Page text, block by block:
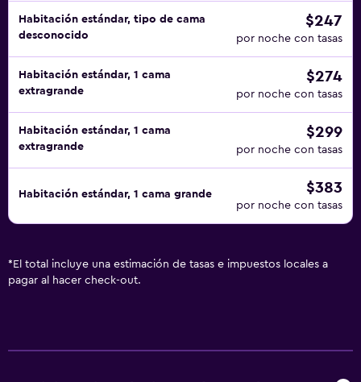
Habitación estándar, tipo de cama
desconocido
$247
por noche con tasas
Habitación estándar, 1 cama
extragrande
$274
por noche con tasas
Habitación estándar, 1 cama
extragrande
$299
por noche con tasas
Habitación estándar, 1 cama grande $383
por noche con tasas
* El total incluye una estimación de tasas e impuestos locales a
pagar al hacer check-out.